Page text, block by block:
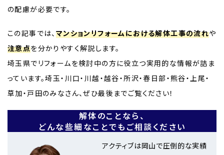
の配慮が必要です。
この記事では、 マンションリフォームにおける解体工事の流れや
注意点を分かりやすく解説します。
埼玉県でリフォームを検討中の方に役立つ実用的な情報が詰ま
っています。埼玉・川口・川越・越谷・所沢・春日部・熊谷・上尾・
草加・戸田のみなさん、ぜひ最後までご覧ください！
解体のことなら、
どんな些細なことでもご相談ください
アクティブは岡山で圧倒的な実績